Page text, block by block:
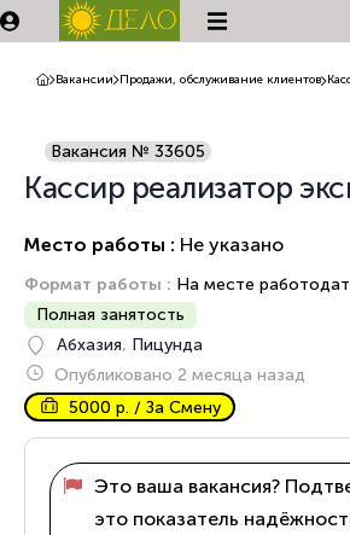
Вакансии Продажи, обслуживание клиентов
Кассир реализатор
Место работы : Не указано
Формат работы : На месте
Полная занятость
Абхазия, Пицунда
Опубликовано 2 месяца назад
5000 р. / За Смену
Вакансия № 33605
Это ваша вакансия?
это показатель